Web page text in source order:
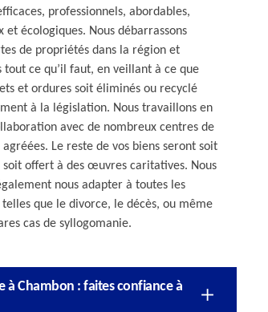
professionnels, abordables,
et écologiques. Nous débarrassons
de propriétés dans la région et
tout ce qu’il faut, en veillant à ce que
et ordures soit éliminés ou recyclé
à la législation. Nous travaillons en
avec de nombreux centres de
Le reste de vos biens seront soit
soit offert à des œuvres caritatives. Nous
nous adapter à toutes les
que le divorce, le décès, ou même
cas de syllogomanie.
à Chambon : faites confiance à